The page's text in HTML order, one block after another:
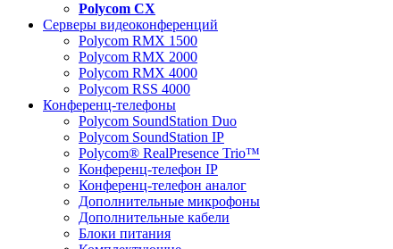
Polycom CX
Серверы видеоконференций
Polycom RMX 1500
Polycom RMX 2000
Polycom RMX 4000
Polycom RSS 4000
Конференц-телефоны
Polycom SoundStation Duo
Polycom SoundStation IP
Polycom® RealPresence Trio™
Конференц-телефон IP
Конференц-телефон аналог
Дополнительные микрофоны
Дополнительные кабели
Блоки питания